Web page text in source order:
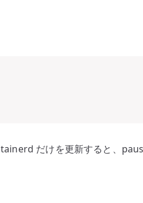
だけを更新すると、